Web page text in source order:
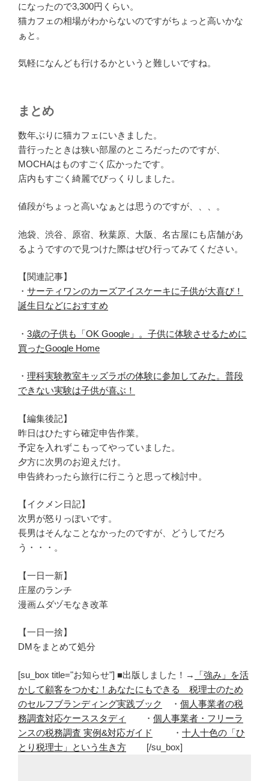
になったので3,300円くらい。
猫カフェの相場がわからないのですがちょっと高いかな
ぁと。
気軽になんども行けるかというと難しいですね。
まとめ
数年ぶりに猫カフェにいきました。
昔行ったときは狭い部屋のところだったのですが、
MOCHAはものすごく広かったです。
店内もすごく綺麗でびっくりしました。
値段がちょっと高いなぁとは思うのですが、、、。
池袋、渋谷、原宿、秋葉原、大阪、名古屋にも店舗があ
るようですので見つけた際はぜひ行ってみてください。
【関連記事】
・ サーティワンのカーズアイスケーキに子供が大喜び！
誕生日などにおすすめ
・ 3歳の子供も「OK Google」。子供に体験させるために
買ったGoogle Home
・ 理科実験教室キッズラボの体験に参加してみた。普段
できない実験は子供が喜ぶ！
【編集後記】
昨日はひたすら確定申告作業。
予定を入れずこもってやっていました。
夕方に次男のお迎えだけ。
申告終わったら旅行に行こうと思って検討中。
【イクメン日記】
次男が怒りっぽいです。
長男はそんなことなかったのですが、どうしてだろ
う・・・。
【一日一新】
庄屋のランチ
漫画ムダヅモなき改革
【一日一捨】
DMをまとめて処分
[su_box title="お知らせ"] ■出版しました！→
「強み」を活
かして顧客をつかむ！あなたにもできる 税理士のため
のセルフブランディング実践ブック
・ 個人事業者の税
務調査対応ケーススタディ
・ 個人事業者・フリーラ
ンスの税務調査 実例&対応ガイド
・ 十人十色の「ひ
とり税理士」という生き方 [/su_box]